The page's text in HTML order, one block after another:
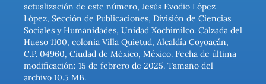
actualización de este número, Jesús Evodio López
López, Sección de Publicaciones, División de Ciencias
Sociales y Humanidades, Unidad Xochimilco. Calzada del
Hueso 1100, colonia Villa Quietud, Alcaldía Coyoacán,
C.P. 04960, Ciudad de México, México. Fecha de última
modificación: 15 de febrero de 2025. Tamaño del
archivo 10.5 MB.